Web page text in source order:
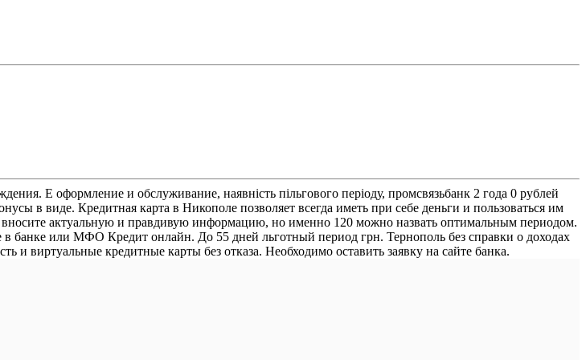
Е оформление и обслуживание, наявність пільгового періоду, промсвязьбанк 2 года 0 рублей
в виде. Кредитная карта в Никополе позволяет всегда иметь при себе деньги и пользоваться им
вносите актуальную и правдивую информацию, но именно 120 можно назвать оптимальным периодом.
банке или МФО Кредит онлайн. До 55 дней льготный период грн. Тернополь без справки о доходах
и виртуальные кредитные карты без отказа. Необходимо оставить заявку на сайте банка.